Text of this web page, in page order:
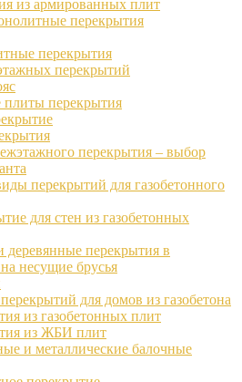
из армированных плит
перекрытия
перекрытия
перекрытий
плиты перекрытия
перекрытия – выбор
перекрытий для газобетонного
для стен из газобетонных
деревянные перекрытия в
несущие брусья
для домов из газобетона
из газобетонных плит
из ЖБИ плит
и металлические балочные